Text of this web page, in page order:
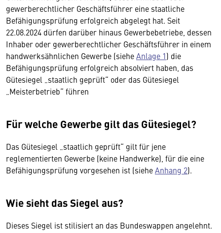
gewerberechtlicher Geschäftsführer eine staatliche
Befähigungsprüfung erfolgreich abgelegt hat. Seit
22.08.2024 dürfen darüber hinaus Gewerbebetriebe, dessen
Inhaber oder gewerberechtlicher Geschäftsführer in einem
handwerksähnlichen Gewerbe (sieheAnlage 1) die
Befähigungsprüfung erfolgreich absolviert haben, das
Gütesiegel „staatlich geprüft“ oder das Gütesiegel
„Meisterbetrieb“ führen
Für welche Gewerbe gilt das Gütesiegel?
Das Gütesiegel „staatlich geprüft“ gilt für jene
reglementierten Gewerbe (keine Handwerke), für die eine
Befähigungsprüfung vorgesehen ist (sieheAnhang 2).
Wie sieht das Siegel aus?
Dieses Siegel ist stilisiert an das Bundeswappen angelehnt.